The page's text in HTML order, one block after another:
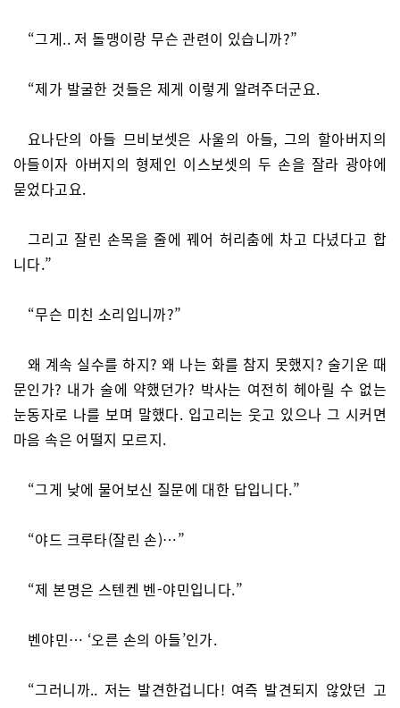
“그게.. 저 돌맹이랑 무슨 관련이 있습니까?”
“제가 발굴한 것들은 제게 이렇게 알려주더군요.
요나단의 아들 므비보셋은 사울의 아들, 그의 할아버지의
아들이자 아버지의 형제인 이스보셋의 두 손을 잘라 광야에
묻었다고요.
그리고 잘린 손목을 줄에 꿰어 허리춤에 차고 다녔다고 합
니다.”
“무슨 미친 소리입니까?”
왜 계속 실수를 하지? 왜 나는 화를 참지 못했지? 술기운 때
문인가? 내가 술에 약했던가? 박사는 여전히 헤아릴 수 없는
눈동자로 나를 보며 말했다. 입고리는 웃고 있으나 그 시커면
마음 속은 어떨지 모르지.
“그게 낮에 물어보신 질문에 대한 답입니다.”
“야드 크루타(잘린 손)…”
“제 본명은 스텐켄 벤-야민입니다.”
벤야민… ‘오른 손의 아들’인가.
“그러니까.. 저는 발견한겁니다! 여즉 발견되지 않았던 고